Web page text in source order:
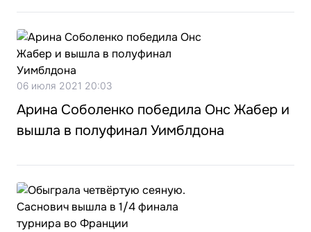
06 июля 2021 20:03
Арина Соболенко победила Онс Жабер и
вышла в полуфинал Уимблдона